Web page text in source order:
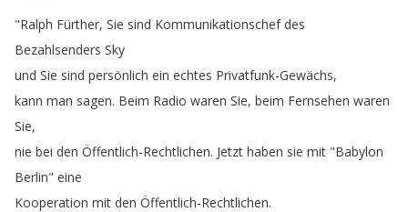
"Ralph Fürther, Sie sind Kommunikationschef des
Bezahlsenders Sky
und Sie sind persönlich ein echtes Privatfunk-Gewächs,
kann man sagen. Beim Radio waren Sie, beim Fernsehen waren
Sie,
nie bei den Öffentlich-Rechtlichen. Jetzt haben sie mit "Babylon
Berlin" eine
Kooperation mit den Öffentlich-Rechtlichen.